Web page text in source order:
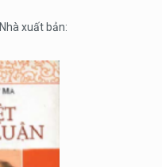
Nhà xuất bản: